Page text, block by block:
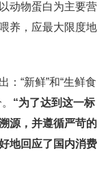
动物蛋白为主要营
养，应最大限度地
“新鲜”和“生鲜食
“为了达到这一标
源，并遵循严苛的
地回应了国内消费